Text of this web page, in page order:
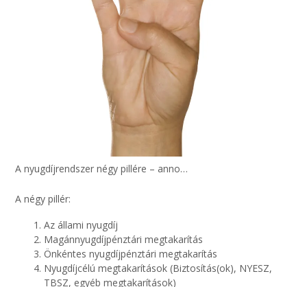
A nyugdíjrendszer négy pillére – anno…
A négy pillér:
Az állami nyugdíj
Magánnyugdíjpénztári megtakarítás
Önkéntes nyugdíjpénztári megtakarítás
Nyugdíjcélú megtakarítások (Biztosítás(ok), NYESZ,
TBSZ, egyéb megtakarítások)